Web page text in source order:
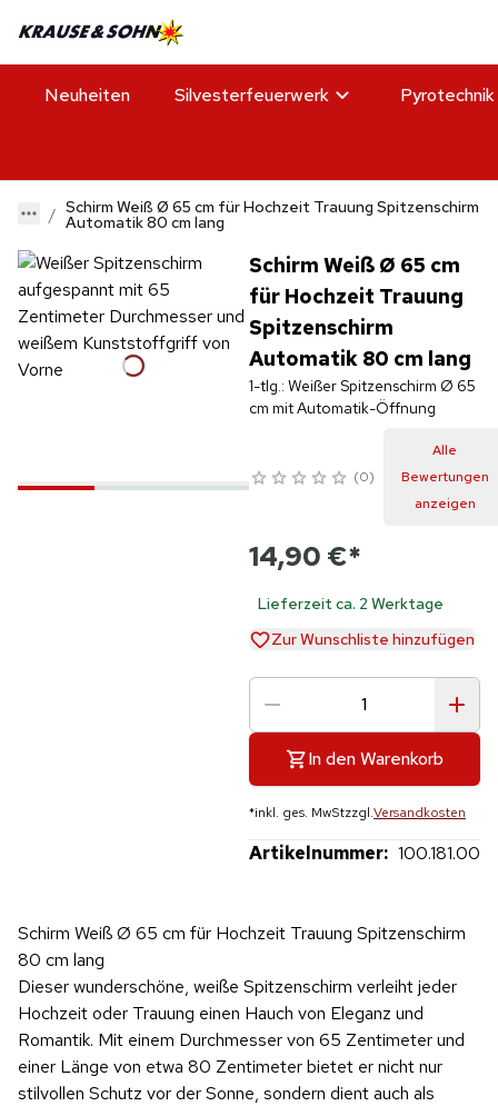
Neuheiten Silvesterfeuerwerk Pyrotechnik
Schirm Weiß Ø 65 cm für Hochzeit Trauung Spitzenschirm
Automatik 80 cm lang
Schirm Weiß Ø 65 cm
für Hochzeit Trauung
Spitzenschirm
Automatik 80 cm lang
1-tlg.: Weißer Spitzenschirm Ø 65
cm mit Automatik-Öffnung
0
Alle
Bewertungen
anzeigen
14,90 €*
Lieferzeit ca. 2 Werktage
Zur Wunschliste hinzufügen
In den Warenkorb
*inkl. ges. MwStzzgl.Versandkosten
Artikelnummer: 100.181.00
Schirm Weiß Ø 65 cm für Hochzeit Trauung Spitzenschirm
80 cm lang
Dieser wunderschöne, weiße Spitzenschirm verleiht jeder
Hochzeit oder Trauung einen Hauch von Eleganz und
Romantik. Mit einem Durchmesser von 65 Zentimeter und
einer Länge von etwa 80 Zentimeter bietet er nicht nur
stilvollen Schutz vor der Sonne, sondern dient auch als